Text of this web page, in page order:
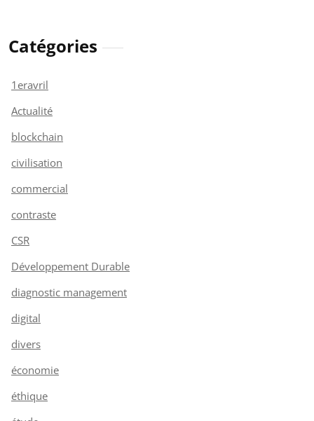
Catégories
1eravril
Actualité
blockchain
civilisation
commercial
contraste
CSR
Développement Durable
diagnostic management
digital
divers
économie
éthique